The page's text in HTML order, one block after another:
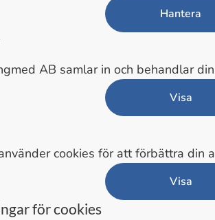
Hantera
AB samlar in och behandlar
Visa
cookies för att förbättra
Visa
för cookies